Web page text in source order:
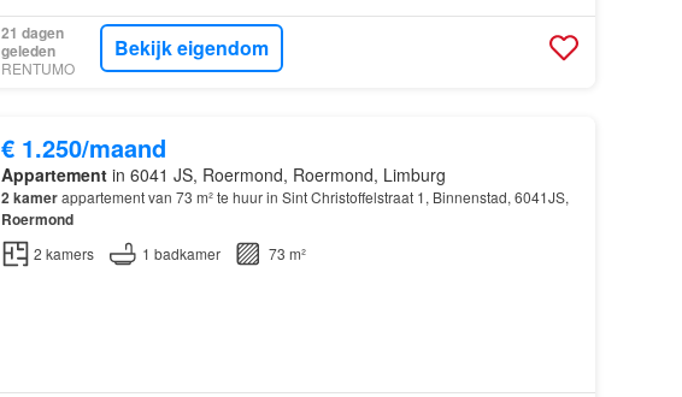
21 dagen
geleden
RENTUMO
Bekijk eigendom
€ 1.250/maand
Appartementin 6041 JS, Roermond, Roermond, Limburg
2kamerappartement van 73 m² te huur in Sint Christoffelstraat 1, Binnenstad, 6041JS,
Roermond
2 kamers 1 badkamer 73 m²